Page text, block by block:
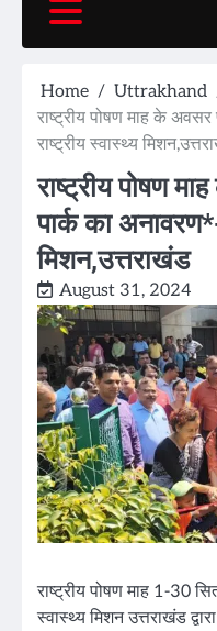
Home
Uttrakhand
राष्ट्रीय पोषण माह के
राष्ट्रीय स्वास्थ्य
राष्ट्रीय पोषण
पार्क का
मिशन,उत्तराखंड
August 31, 2024
राष्ट्रीय पोषण माह 1-30
स्वास्थ्य मिशन उत्तराखंड